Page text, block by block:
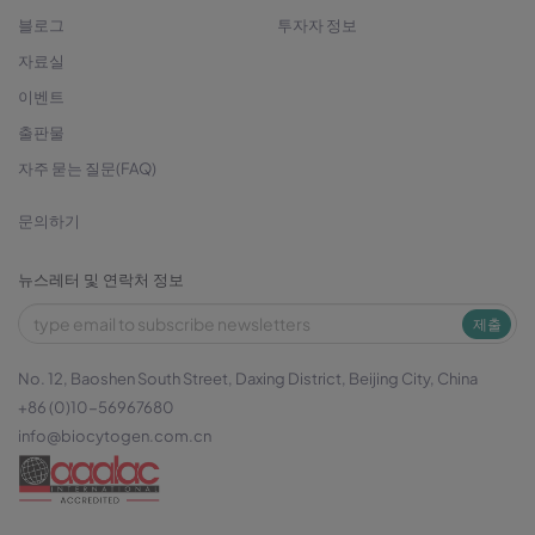
블로그
자료실
이벤트
출판물
자주 묻는 질문(FAQ)
투자자 정보
문의하기
뉴스레터 및 연락처 정보
제출
No. 12, Baoshen South Street, Daxing District, Beijing City, China
+86 (0)10-56967680
info@biocytogen.com.cn